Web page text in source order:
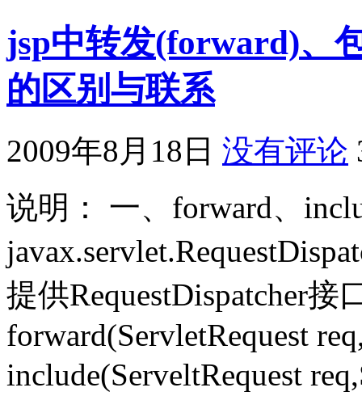
jsp中转发(forward)、
的区别与联系
2009年8月18日 没有评论
说明： 一、forward、
提供RequestDispatcher
forward(ServletRequest
include(ServeltRequest